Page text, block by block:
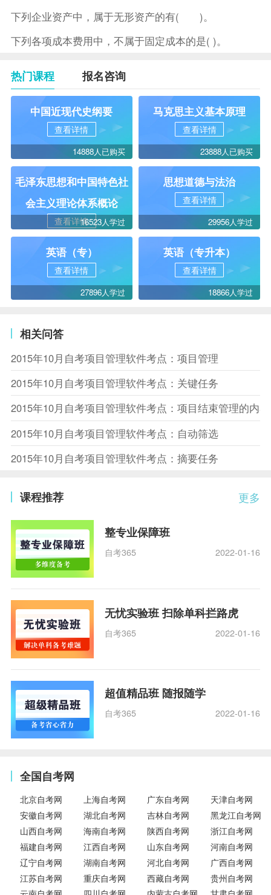
下列企业资产中，属于无形资产的有( )。
下列各项成本费用中，不属于固定成本的是( )。
热门课程 报名咨询
中国近现代史纲要
查看详情
14888人已购买
马克思主义基本原理
查看详情
23888人已购买
毛泽东思想和中国特色社
会主义理论体系概论
查看详情16523人学过
思想道德与法治
查看详情
29956人学过
英语（专）
查看详情
27896人学过
英语（专升本）
查看详情
18866人学过
相关问答
2015年10月自考项目管理软件考点：项目管理
2015年10月自考项目管理软件考点：关键任务
2015年10月自考项目管理软件考点：项目结束管理的内容
2015年10月自考项目管理软件考点：自动筛选
2015年10月自考项目管理软件考点：摘要任务
更多
课程推荐
整专业保障班
自考365 2022-01-16
无忧实验班 扫除单科拦路虎
自考365 2022-01-16
超值精品班 随报随学
自考365 2022-01-16
全国自考网
北京自考网 上海自考网 广东自考网
天津自考网
安徽自考网
湖北自考网 吉林自考网
黑龙江自考网
山西自考网
海南自考网 陕西自考网
浙江自考网
福建自考网
江西自考网 山东自考网
河南自考网
辽宁自考网
湖南自考网 河北自考网
广西自考网
江苏自考网
重庆自考网 西藏自考网
贵州自考网